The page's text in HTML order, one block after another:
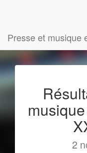
Presse et musique
2